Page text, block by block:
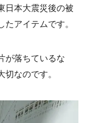
日本大震災後の被
アイテムです。
が落ちているな
なのです。